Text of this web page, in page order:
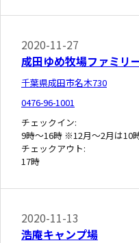
2020-11-27
成田ゆめ牧場ファミリ
千葉県成田市名木730
0476-96-1001
チェックイン:
9時～16時 ※12月～2月は10
チェックアウト:
17時
2020-11-13
浩庵キャンプ場